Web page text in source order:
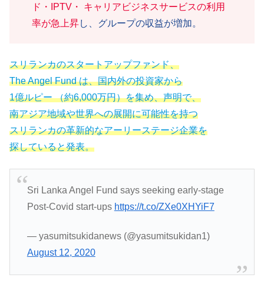
ド・IPTV・ キャリアビジネスサービスの利用
率が急上昇し、グループの収益が増加。
スリランカのスタートアップファンド、
The Angel Fund は、国内外の投資家から
1億ルピー （約6,000万円）を集め、声明で、
南アジア地域や世界への展開に可能性を持つ
スリランカの革新的なアーリーステージ企業を
探していると発表。
Sri Lanka Angel Fund says seeking early-stage
Post-Covid start-ups https://t.co/ZXe0XHYiF7
— yasumitsukidanews (@yasumitsukidan1)
August 12, 2020